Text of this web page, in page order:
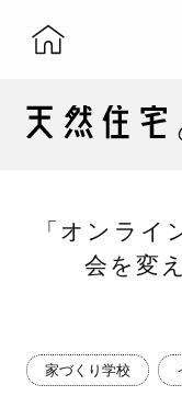
「オンライ
会を変
家づくり学校